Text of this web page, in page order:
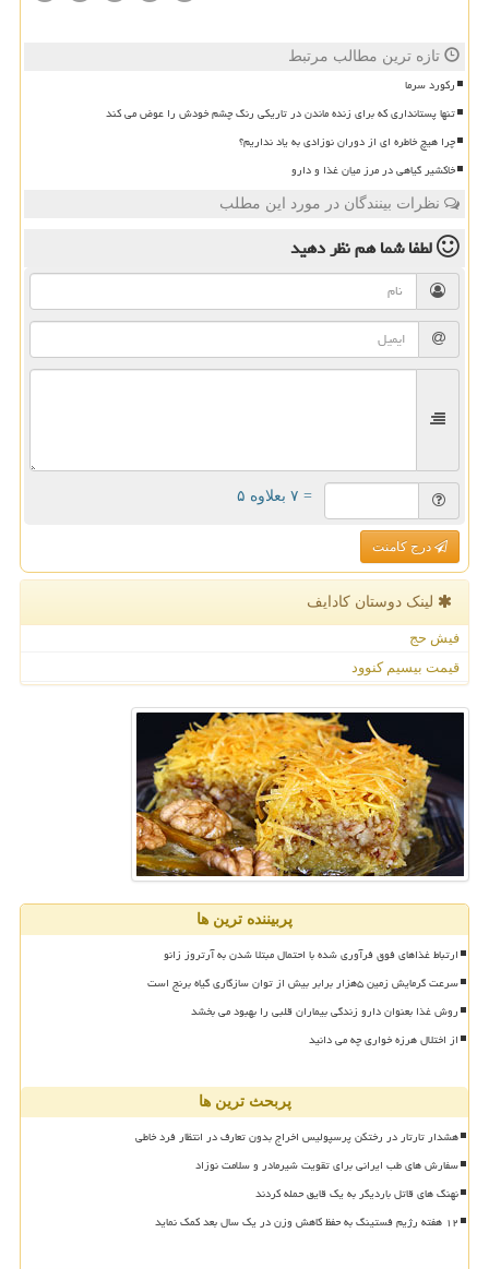
تازه ترین مطالب مرتبط
رکورد سرما
تنها پستانداری که برای زنده ماندن در تاریکی رنگ چشم خودش را عوض می کند
چرا هیچ خاطره ای از دوران نوزادی به یاد نداریم؟
خاکشیر گیاهی در مرز میان غذا و دارو
نظرات بینندگان در مورد این مطلب
لطفا شما همنظر دهید
= ۷ بعلاوه ۵
درج کامنت
لینک دوستان كادایف
فیش حج
قیمت بیسیم کنوود
پربیننده ترین ها
ارتباط غذاهای فوق فرآوری شده با احتمال مبتلا شدن به آرتروز زانو
سرعت گرمایش زمین ۵هزار برابر بیش از توان سازگاری گیاه برنج است
روش غذا بعنوان دارو زندگی بیماران قلبی را بهبود می بخشد
از اختلال هرزه خواری چه می دانید
پربحث ترین ها
هشدار تارتار در رختکن پرسپولیس اخراج بدون تعارف در انتظار فرد خاطی
سفارش های طب ایرانی برای تقویت شیرمادر و سلامت نوزاد
نهنگ های قاتل باردیگر به یک قایق حمله کردند
۱۲ هفته رژیم فستینگ به حفظ کاهش وزن در یک سال بعد کمک نماید